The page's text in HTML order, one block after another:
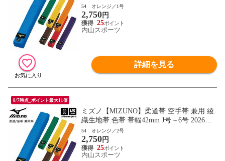
継続モデル【22JV9A18 帯 柔道 空手 空手
道 刺繍加工不可】【翌日配達対象】[自社]
54 オレンジ／1号
2,750円
25
内山スポーツ
詳細を見る
8/7時点_ポイント最大11倍
ミズノ【MIZUNO】柔道帯 空手帯 兼用 綾
織生地帯 色帯 帯幅42mm J号～6号 2026年
継続モデル【22JV9A18 帯 柔道 空手 空手
道 刺繍加工不可】【翌日配達対象】[自社]
54 オレンジ／2号
2,750円
25
内山スポーツ